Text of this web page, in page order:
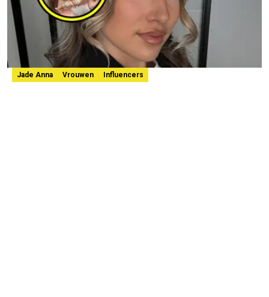
Jade Anna Vrouwen Influencers